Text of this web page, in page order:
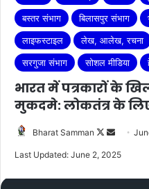
बस्तर संभाग
बिलासपुर संभाग
लाइफस्टाइल
लेख, आलेख, रचना
सरगुजा संभाग
सोशल मीडिया
भारत में पत्रकारों के
मुकदमे: लोकतंत्र के
Bharat Samman
Follow
Send
Last Updated: June 2, 2025